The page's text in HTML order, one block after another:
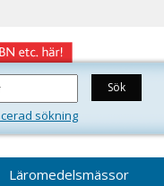
sökning
Läromedelsmässor